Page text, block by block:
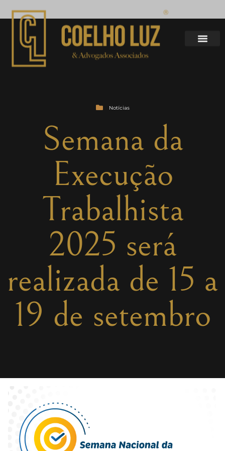
Notícias
Semana da
Execução
Trabalhista
2025 será
realizada de 15 a
19 de setembro